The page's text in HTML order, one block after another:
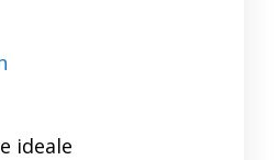
ideale